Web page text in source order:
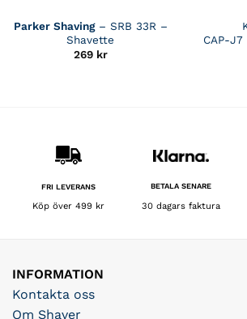
Parker Shaving– SRB 33R –
Shavette
269 kr
CAP-
FRI LEVERANS
Köp över 499 kr
BETALA SENARE
30 dagars faktura
INFORMATION
Kontakta oss
Om Shaver